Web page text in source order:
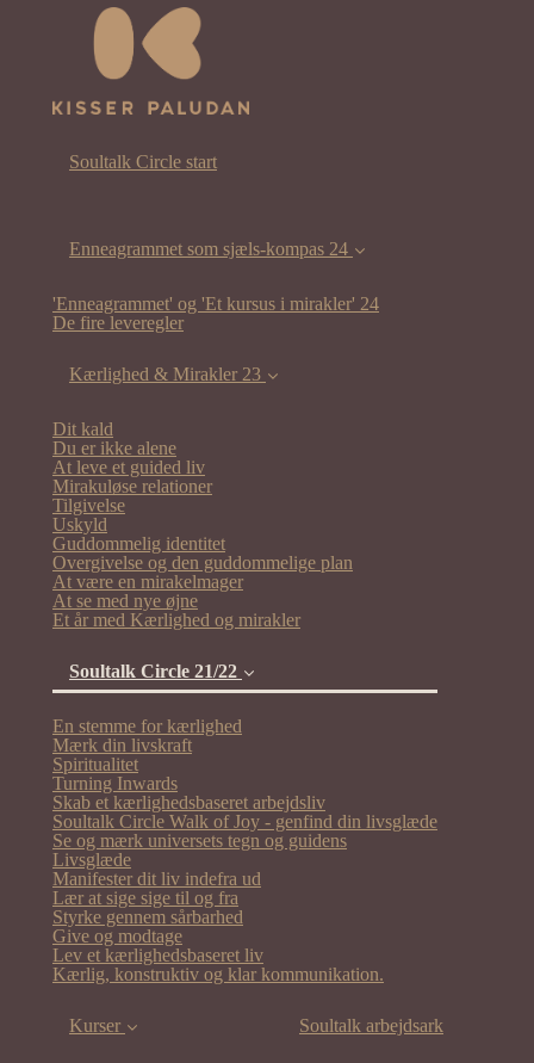
Soultalk Circle start
Enneagrammet som sjæls-kompas 24
'Enneagrammet' og 'Et kursus i mirakler' 24
De fire leveregler
Kærlighed & Mirakler 23
Dit kald
Du er ikke alene
At leve et guided liv
Mirakuløse relationer
Tilgivelse
Uskyld
Guddommelig identitet
Overgivelse og den guddommelige plan
At være en mirakelmager
At se med nye øjne
Et år med Kærlighed og mirakler
Soultalk Circle 21/22
En stemme for kærlighed
Mærk din livskraft
Spiritualitet
Turning Inwards
Skab et kærlighedsbaseret arbejdsliv
Soultalk Circle Walk of Joy - genfind din livsglæde
Se og mærk universets tegn og guidens(current)
Livsglæde
Manifester dit liv indefra ud
Lær at sige sige til og fra
Styrke gennem sårbarhed
Give og modtage
Lev et kærlighedsbaseret liv
Kærlig, konstruktiv og klar kommunikation.
Kurser Soultalk arbejdsark